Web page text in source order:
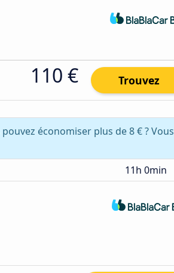
110 € Trouvez
économiser plus de 8 € ? Vous
11h 0min